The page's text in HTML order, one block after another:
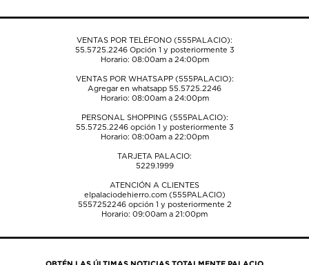
de
de
de
de
de
VENTAS POR TELÉFONO (555PALACIO):
55.5725.2246Opción 1 y posteriormente 3
Horario: 08:00am a 24:00pm
VENTAS POR WHATSAPP (555PALACIO):
Agregar en whatsapp 55.5725.2246
Horario: 08:00am a 24:00pm
PERSONAL SHOPPING (555PALACIO):
55.5725.2246opción 1 y posteriormente 3
Horario: 08:00am a 22:00pm
TARJETA PALACIO:
5229.1999
ATENCIÓN A CLIENTES
elpalaciodehierro.com (555PALACIO)
5557252246opción 1 y posteriormente 2
Horario: 09:00am a 21:00pm